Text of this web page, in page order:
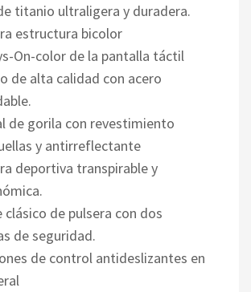
titanio ultraligera y duradera.
estructura bicolor
On-color de la pantalla táctil
de alta calidad con acero
de gorila con revestimiento
y antirreflectante
deportiva transpirable y
clásico de pulsera con dos
de seguridad.
de control antideslizantes en